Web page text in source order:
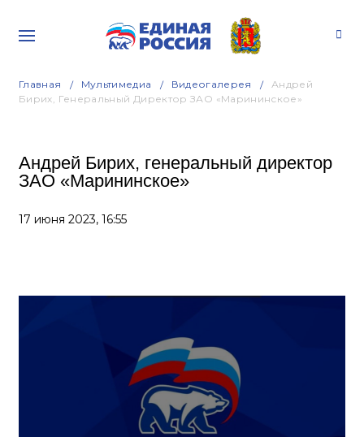
Главная Мультимедиа Видеогалерея
Андрей
Бирих, Генеральный Директор ЗАО «Марининское»
Андрей Бирих, генеральный директор
ЗАО «Марининское»
17 июня 2023, 16:55